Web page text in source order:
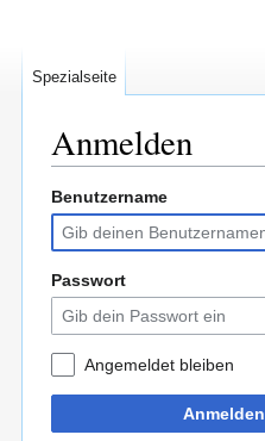
Anmelden
Zur
Navigation
springen
Zur
Suche
springen
Benutzername
Passwort
Angemeldet bleiben
Anmelden
Spezialseite